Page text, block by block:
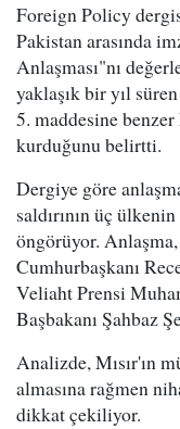
Foreign Policy
Pakistan arasında
Anlaşması"nı
yaklaşık bir yıl
5. maddesine benzer
kurduğunu belirtti.
Dergiye göre
saldırının üç ülkenin
öngörüyor.
Cumhurbaşkanı
Veliaht Prensi
Başbakanı Şahbaz
Analizde, Mısır'ın
almasına rağmen
dikkat çekiliyor.